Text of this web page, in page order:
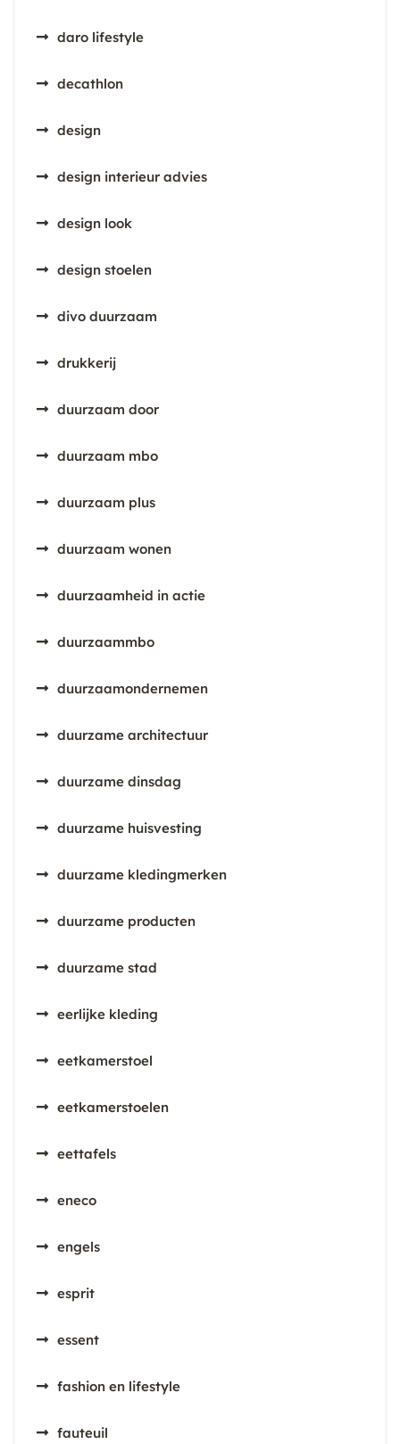
daro lifestyle
decathlon
design
design interieur advies
design look
design stoelen
divo duurzaam
drukkerij
duurzaam door
duurzaam mbo
duurzaam plus
duurzaam wonen
duurzaamheid in actie
duurzaammbo
duurzaamondernemen
duurzame architectuur
duurzame dinsdag
duurzame huisvesting
duurzame kledingmerken
duurzame producten
duurzame stad
eerlijke kleding
eetkamerstoel
eetkamerstoelen
eettafels
eneco
engels
esprit
essent
fashion en lifestyle
fauteuil